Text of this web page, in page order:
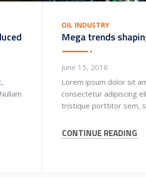
OIL INDUSTRY
Mega trends
June 15, 2018
Lorem ipsum dolor sit
consectetur adipiscing
tristique porttitor sem, s
CONTINUE READING